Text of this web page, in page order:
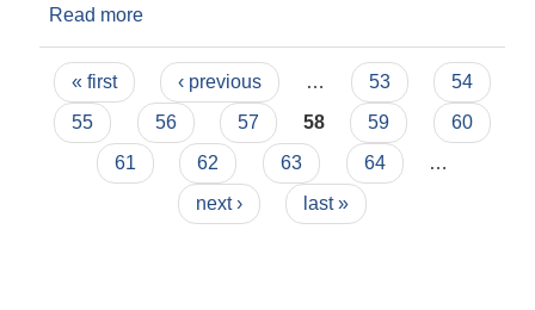
Read more
Pages
« first ‹ previous … 53
54
55
56 57 58 59
60
61
62 63 64
…
next ›
last »